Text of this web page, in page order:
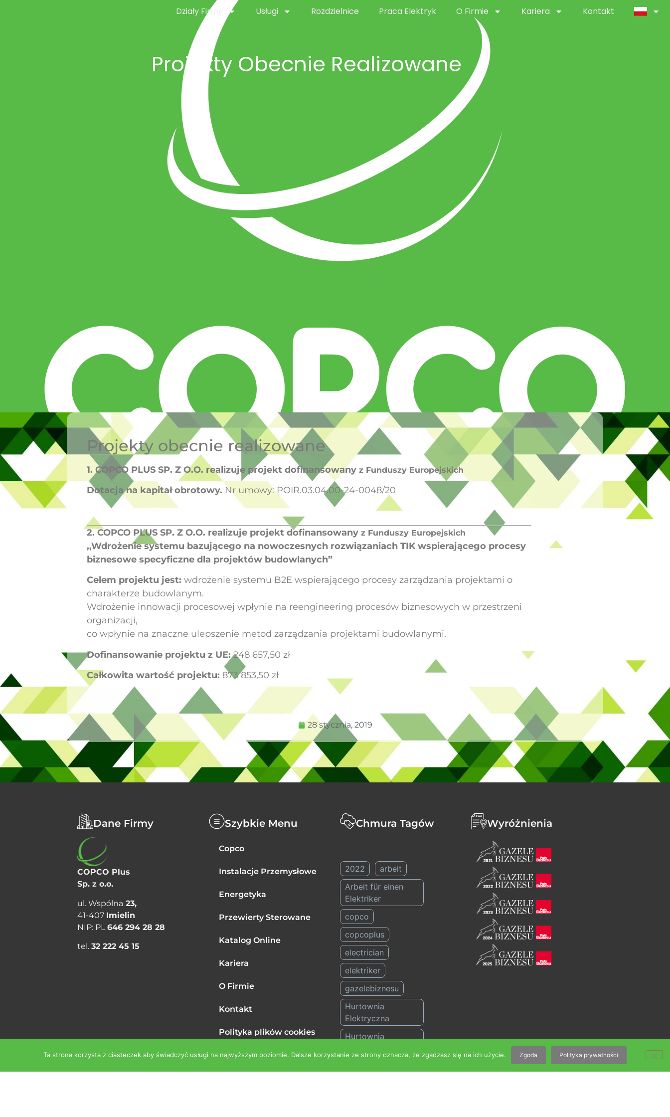
Działy Firmy Usługi Rozdzielnice Praca Elektryk O Firmie Kariera Kontakt
Projekty Obecnie Realizowane
Projekty obecnie realizowane
1. COPCO PLUS SP. Z O.O. realizuje projekt dofinansowanyz Funduszy Europejskich
Dotacja na kapitał obrotowy. Nr umowy: POIR.03.04.00-24-0048/20
2. COPCO PLUS SP. Z O.O. realizuje projekt dofinansowanyz Funduszy Europejskich
,,Wdrożenie systemu bazującego na nowoczesnych rozwiązaniach TIK wspierającego procesy
biznesowe specyficzne dla projektów budowlanych”
Celem projektu jest: wdrożenie systemu B2E wspierającego procesy zarządzania projektami o
charakterze budowlanym.
Wdrożenie innowacji procesowej wpłynie na reengineering procesów biznesowych w przestrzeni
organizacji,
co wpłynie na znaczne ulepszenie metod zarządzania projektami budowlanymi.
Dofinansowanie projektu z UE:248 657,50 zł
Całkowita wartość projektu: 873 853,50 zł
28 stycznia, 2019
Dane Firmy
COPCO Plus
Sp. z o.o.
ul. Wspólna 23,
41-­407 Imielin
NIP: PL646 294 28 28
tel.32 222 45 15
Szybkie Menu
Copco
Instalacje Przemysłowe
Energetyka
Przewierty Sterowane
Katalog Online
Kariera
O Firmie
Kontakt
Polityka plików cookies
Chmura Tagów
2022
arbeit
Arbeit für einen
Elektriker
copco
copcoplus
electrician
elektriker
gazelebiznesu
Hurtownia
Elektryczna
Hurtownia
Wyróżnienia
Ta strona korzysta z ciasteczek aby świadczyć usługi na najwyższym poziomie. Dalsze korzystanie ze strony oznacza, że zgadzasz się na ich użycie. Zgoda Polityka prywatności